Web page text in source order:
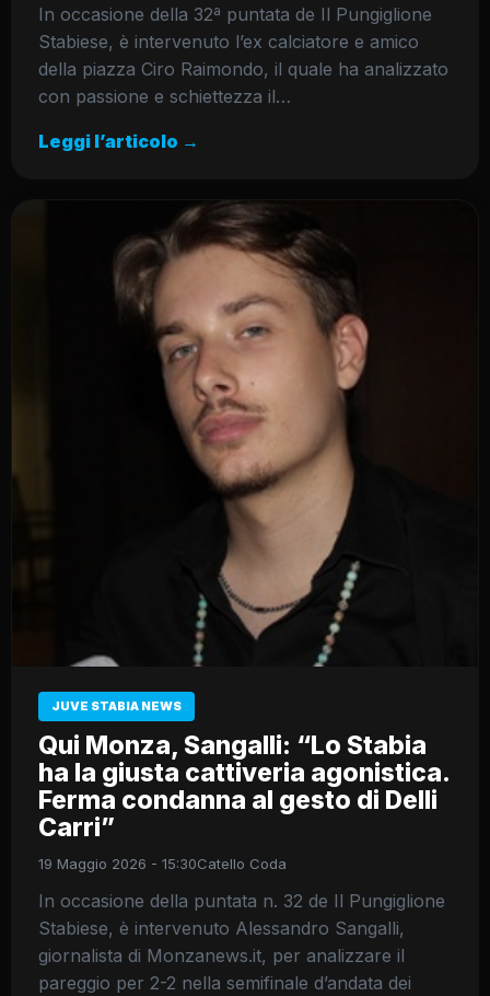
In occasione della 32ª puntata de Il Pungiglione
Stabiese, è intervenuto l’ex calciatore e amico
della piazza Ciro Raimondo, il quale ha analizzato
con passione e schiettezza il…
Leggi l’articolo →
JUVE STABIA NEWS
Qui Monza, Sangalli: “Lo Stabia
ha la giusta cattiveria agonistica.
Ferma condanna al gesto di Delli
Carri”
19 Maggio 2026 - 15:30Catello Coda
In occasione della puntata n. 32 de Il Pungiglione
Stabiese, è intervenuto Alessandro Sangalli,
giornalista di Monzanews.it, per analizzare il
pareggio per 2-2 nella semifinale d’andata dei